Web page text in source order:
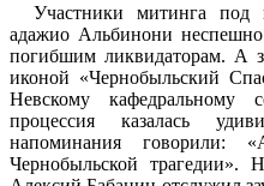
Участники митинга под
адажио Альбинони
погибшим ликвидаторам. А
иконой «Чернобыльский
Невскому кафедральному
процессия казалась
напоминания говорили:
Чернобыльской трагедии».